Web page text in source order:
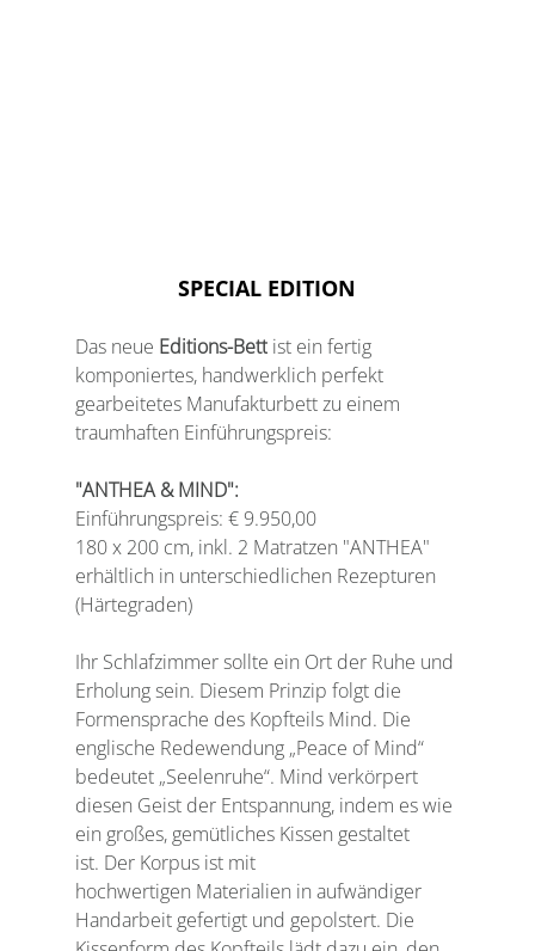
SPECIAL EDITION
Das neue Editions-Bett ist ein fertig
komponiertes, handwerklich perfekt
gearbeitetes Manufakturbett zu einem
traumhaften Einführungspreis:
"ANTHEA & MIND":
Einführungspreis: € 9.950,00
180 x 200 cm, inkl. 2 Matratzen "ANTHEA"
erhältlich in unterschiedlichen Rezepturen
(Härtegraden)
Ihr Schlafzimmer sollte ein Ort der Ruhe und
Erholung sein. Diesem Prinzip folgt die
Formensprache des Kopfteils Mind. Die
englische Redewendung „Peace of Mind“
bedeutet „Seelenruhe“. Mind verkörpert
diesen Geist der Entspannung, indem es wie
ein großes, gemütliches Kissen gestaltet
ist. Der Korpus ist mit
hochwertigen Materialien in aufwändiger
Handarbeit gefertigt und gepolstert. Die